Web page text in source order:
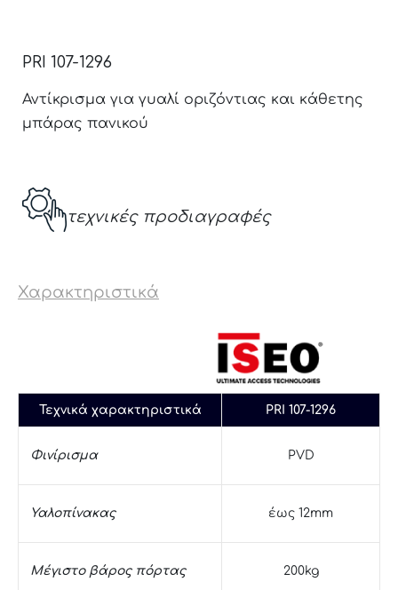
PRI 107-1296
Αντίκρισμα για γυαλί οριζόντιας και κάθετης
μπάρας πανικού
τεχνικές προδιαγραφές
Χαρακτηριστικά
Τεχνικά χαρακτηριστικά PRI 107-1296
Φινίρισμα PVD
Υαλοπίνακας έως 12mm
Μέγιστο βάρος πόρτας 200kg